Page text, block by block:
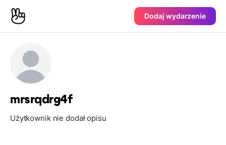
Dodaj wydarzenie
mrsrqdrg4f
Użytkownik nie dodał opisu